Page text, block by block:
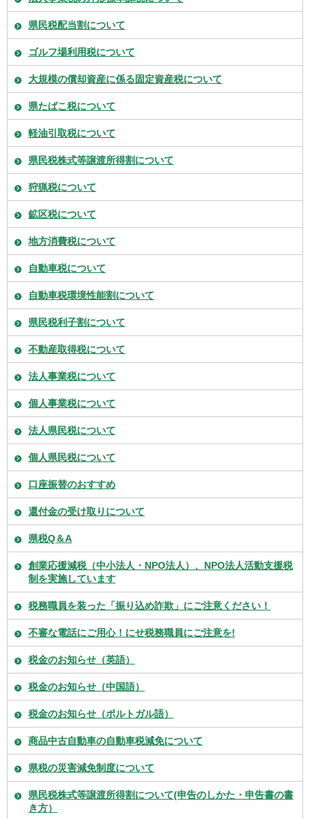
県民税配当割について
ゴルフ場利用税について
大規模の償却資産に係る固定資産税について
県たばこ税について
軽油引取税について
県民税株式等譲渡所得割について
狩猟税について
鉱区税について
地方消費税について
自動車税について
自動車税環境性能割について
県民税利子割について
不動産取得税について
法人事業税について
個人事業税について
法人県民税について
個人県民税について
口座振替のおすすめ
還付金の受け取りについて
県税Q＆A
創業応援減税（中小法人・NPO法人）、NPO法人活動支援税
制を実施しています
税務職員を装った「振り込め詐欺」にご注意ください！
不審な電話にご用心！にせ税務職員にご注意を!
税金のお知らせ（英語）
税金のお知らせ（中国語）
税金のお知らせ（ポルトガル語）
商品中古自動車の自動車税減免について
県税の災害減免制度について
県民税株式等譲渡所得割について(申告のしかた・申告書の書
き方）